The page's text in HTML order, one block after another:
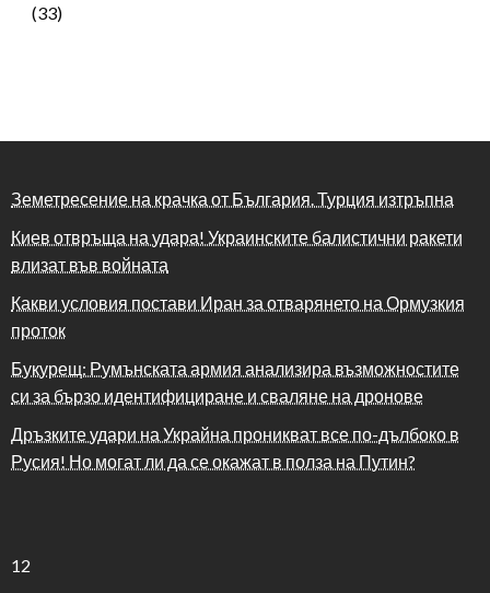
(33)
Земетресение на крачка от България. Турция изтръпна
Киев отвръща на удара! Украинските балистични ракети
влизат във войната
Какви условия постави Иран за отварянето на Ормузкия
проток
Букурещ: Румънската армия анализира възможностите
си за бързо идентифициране и сваляне на дронове
Дръзките удари на Украйна проникват все по-дълбоко в
Русия! Но могат ли да се окажат в полза на Путин?
12